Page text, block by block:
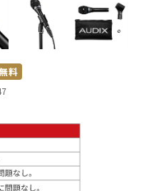
レコーディング機器
料